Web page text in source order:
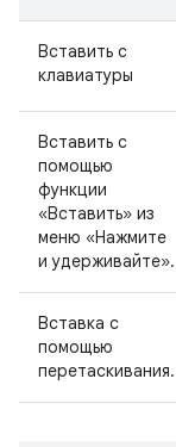
Вставить с
клавиатуры
Вставить с
помощью
функции
«Вставить» из
меню «Нажмите
и удерживайте».
Вставка с
помощью
перетаскивания.